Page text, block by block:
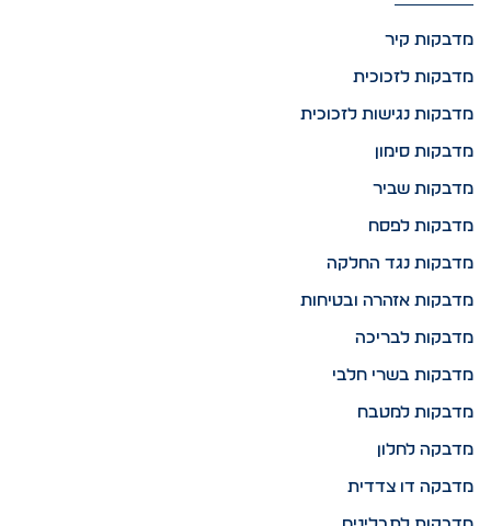
מדבקות קיר
מדבקות לזכוכית
מדבקות נגישות לזכוכית
מדבקות סימון
מדבקות שביר
מדבקות לפסח
מדבקות נגד החלקה
מדבקות אזהרה ובטיחות
מדבקות לבריכה
מדבקות בשרי חלבי
מדבקות למטבח
מדבקה לחלון
מדבקה דו צדדית